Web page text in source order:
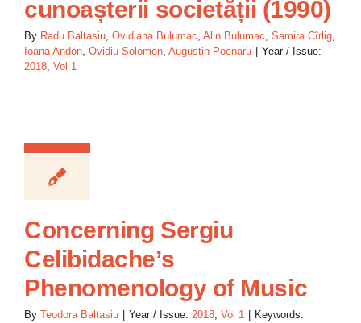
cunoașterii societății (1990)
By Radu Baltasiu, Ovidiana Bulumac, Alin Bulumac, Samira Cîrlig,
Ioana Andon, Ovidiu Solomon, Augustin Poenaru
Year / Issue:
2018, Vol 1
Concerning Sergiu
Celibidache’s
Phenomenology of Music
By Teodora Baltasiu Year / Issue: 2018, Vol 1
Keywords: